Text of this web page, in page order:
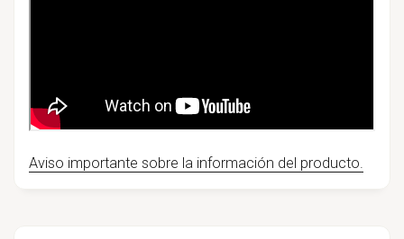
Aviso importante sobre la información del producto.